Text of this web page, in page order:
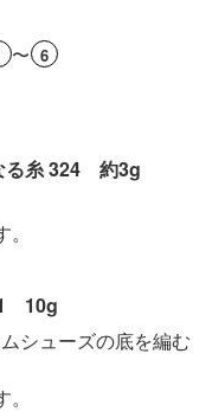
いいドール用ルーム
〜 6
る糸 324 約3g
10g
シューズの底を編む